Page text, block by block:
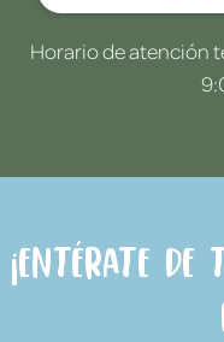
Horario de atención
¡Entérate